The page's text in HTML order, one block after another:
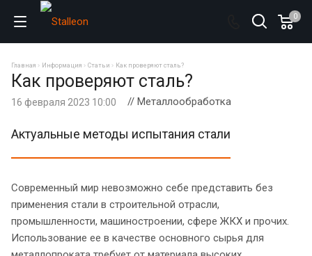
0
Главная Информация Статьи Как проверяют сталь?
Как проверяют сталь?
16 февраля 2023 10:00 // Металлообработка
Актуальные методы испытания стали
Современный мир невозможно себе представить без
применения стали в строительной отрасли,
промышленности, машиностроении, сфере ЖКХ и прочих.
Использование ее в качестве основного сырья для